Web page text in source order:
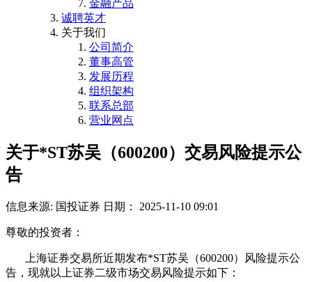
金融产品
诚聘英才
关于我们
公司简介
董事高管
发展历程
组织架构
联系总部
营业网点
关于*ST苏吴（600200）交易风险提示公
告
信息来源: 国投证券 日期： 2025-11-10 09:01
尊敬的投资者：
上海证券交易所近期发布*ST苏吴（600200）风险提示公
告，现就以上证券二级市场交易风险提示如下：